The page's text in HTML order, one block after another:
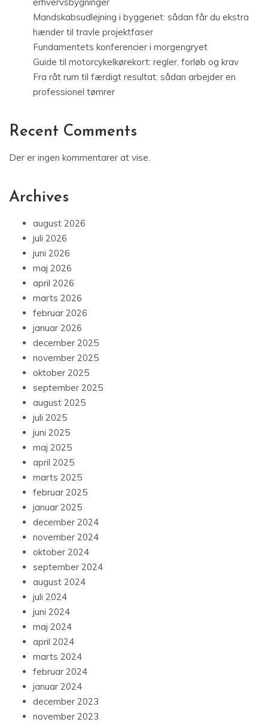
Mandskabsudlejning i byggeriet: sådan får du ekstra
hænder til travle projektfaser
Fundamentets konferencier i morgengryet
Guide til motorcykelkørekort: regler, forløb og krav
Fra råt rum til færdigt resultat: sådan arbejder en
professionel tømrer
Recent Comments
Der er ingen kommentarer at vise.
Archives
august 2026
juli 2026
juni 2026
maj 2026
april 2026
marts 2026
februar 2026
januar 2026
december 2025
november 2025
oktober 2025
september 2025
august 2025
juli 2025
juni 2025
maj 2025
april 2025
marts 2025
februar 2025
januar 2025
december 2024
november 2024
oktober 2024
september 2024
august 2024
juli 2024
juni 2024
maj 2024
april 2024
marts 2024
februar 2024
januar 2024
december 2023
november 2023